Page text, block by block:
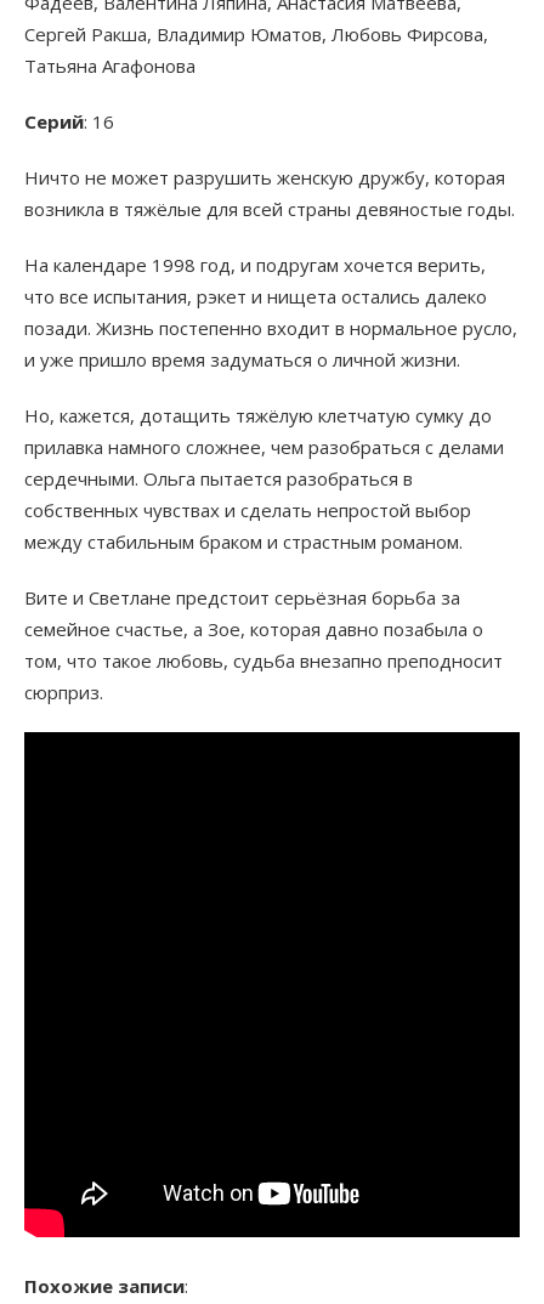
Сергей Ракша, Владимир Юматов, Любовь Фирсова,
Татьяна Агафонова
Серий: 16
Ничто не может разрушить женскую дружбу, которая
возникла в тяжёлые для всей страны девяностые годы.
На календаре 1998 год, и подругам хочется верить,
что все испытания, рэкет и нищета остались далеко
позади. Жизнь постепенно входит в нормальное русло,
и уже пришло время задуматься о личной жизни.
Но, кажется, дотащить тяжёлую клетчатую сумку до
прилавка намного сложнее, чем разобраться с делами
сердечными. Ольга пытается разобраться в
собственных чувствах и сделать непростой выбор
между стабильным браком и страстным романом.
Вите и Светлане предстоит серьёзная борьба за
семейное счастье, а Зое, которая давно позабыла о
том, что такое любовь, судьба внезапно преподносит
сюрприз.
Похожие записи: